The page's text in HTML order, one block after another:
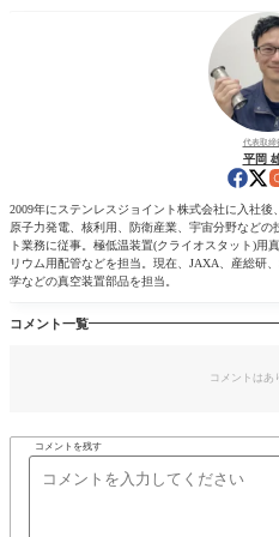
代表取締
平岡
2009年にステンレスジョイント株式会社に入社後
原子力発電、核利用、防衛産業、宇宙分野など
ト業務に従事。極低温装置(クライオスタット)用
リウム用配管などを担当。現在、JAXA、産総研
学などの真空装置部品を担当。
コメント一覧
コメントはあ
コメントを残す